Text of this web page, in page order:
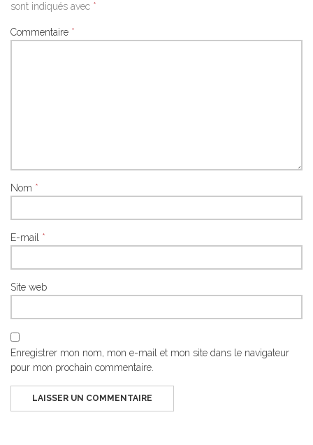
sont indiqués avec *
Commentaire *
Nom *
E-mail *
Site web
Enregistrer mon nom, mon e-mail et mon site dans le navigateur
pour mon prochain commentaire.